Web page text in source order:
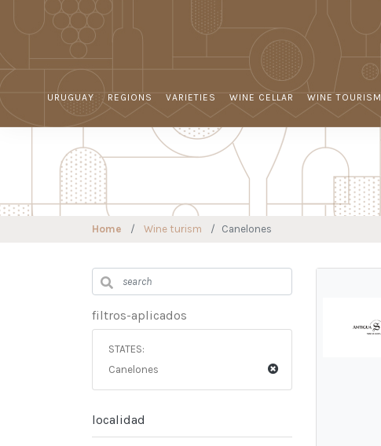
URUGUAY REGIONS VARIETIES WINE CELLAR WINE TOURISM
Home Wine turism Canelones
filtros-aplicados
STATES:
Canelones
localidad